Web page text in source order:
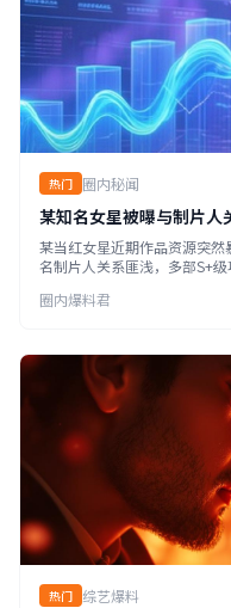
热门 圈内秘闻
某知名女星被曝与制片人
某当红女星近期作品资源突
名制片人关系匪浅，多部S+级
圈内爆料君
热门 综艺爆料